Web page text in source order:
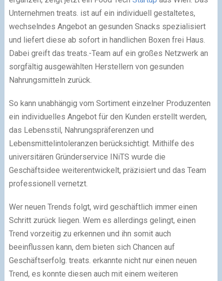
Unternehmen treats. ist auf ein individuell gestaltetes,
wechselndes Angebot an gesunden Snacks spezialisiert
und liefert diese ab sofort in handlichen Boxen frei Haus.
Dabei greift das treats.-Team auf ein großes Netzwerk an
sorgfältig ausgewählten Herstellern von gesunden
Nahrungsmitteln zurück.
So kann unabhängig vom Sortiment einzelner Produzenten
ein individuelles Angebot für den Kunden erstellt werden,
das Lebensstil, Nahrungspräferenzen und
Lebensmittelintoleranzen berücksichtigt. Mithilfe des
universitären Gründerservice INiTS wurde die
Geschäftsidee weiterentwickelt, präzisiert und das Team
professionell vernetzt.
Wer neuen Trends folgt, wird geschäftlich immer einen
Schritt zurück liegen. Wem es allerdings gelingt, einen
Trend vorzeitig zu erkennen und ihn somit auch
beeinflussen kann, dem bieten sich Chancen auf
Geschäftserfolg. treats. erkannte nicht nur einen neuen
Trend, es konnte diesen auch mit einem weiteren